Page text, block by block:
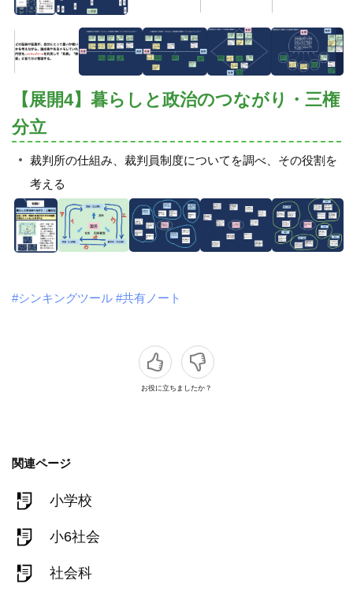
【展開4】暮らしと政治のつながり・三権
分立
裁判所の仕組み、裁判員制度についてを調べ、その役割を
考える
#シンキングツール #共有ノート
お役に立ちましたか？
関連ページ
小学校
小6社会
社会科